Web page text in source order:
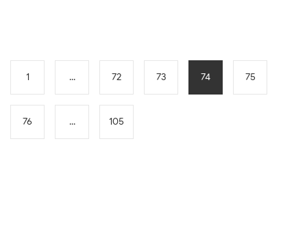
1 ... 72 73 74 75
76 ... 105